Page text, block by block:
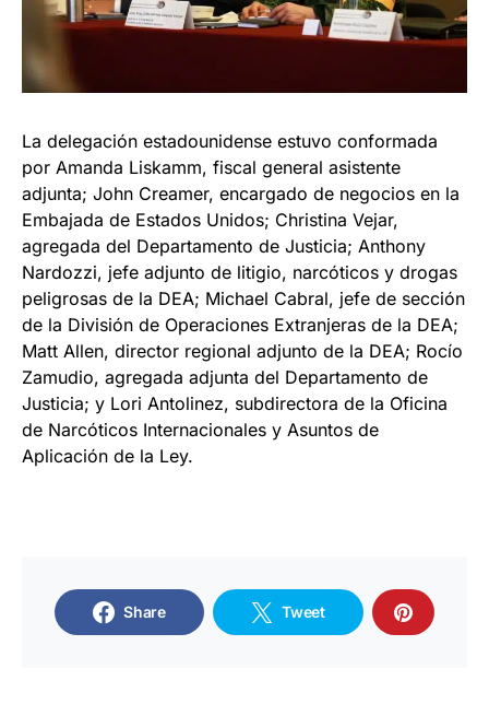
La delegación estadounidense estuvo conformada
por Amanda Liskamm, fiscal general asistente
adjunta; John Creamer, encargado de negocios en la
Embajada de Estados Unidos; Christina Vejar,
agregada del Departamento de Justicia; Anthony
Nardozzi, jefe adjunto de litigio, narcóticos y drogas
peligrosas de la DEA; Michael Cabral, jefe de sección
de la División de Operaciones Extranjeras de la DEA;
Matt Allen, director regional adjunto de la DEA; Rocío
Zamudio, agregada adjunta del Departamento de
Justicia; y Lori Antolinez, subdirectora de la Oficina
de Narcóticos Internacionales y Asuntos de
Aplicación de la Ley.
Share Tweet